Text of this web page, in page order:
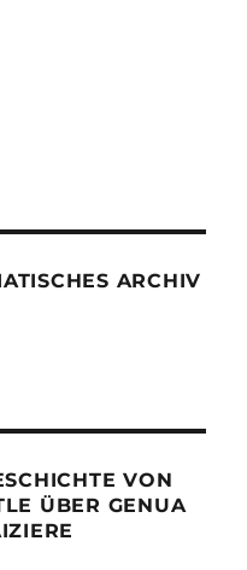
ARCHIV
VON
ÜBER GENUA